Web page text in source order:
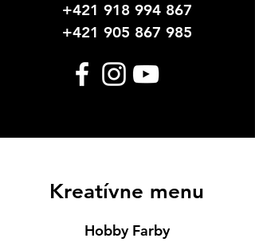
+421 918 994 867
+421 905 867 985
Kreatívne menu
Hobby Farby